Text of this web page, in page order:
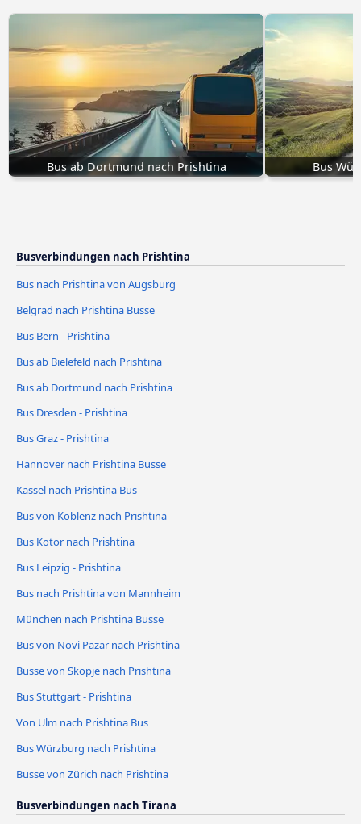
Bus ab Dortmund nach Prishtina Bus
Busverbindungen nach Prishtina
Bus nach Prishtina von Augsburg
Belgrad nach Prishtina Busse
Bus Bern - Prishtina
Bus ab Bielefeld nach Prishtina
Bus ab Dortmund nach Prishtina
Bus Dresden - Prishtina
Bus Graz - Prishtina
Hannover nach Prishtina Busse
Kassel nach Prishtina Bus
Bus von Koblenz nach Prishtina
Bus Kotor nach Prishtina
Bus Leipzig - Prishtina
Bus nach Prishtina von Mannheim
München nach Prishtina Busse
Bus von Novi Pazar nach Prishtina
Busse von Skopje nach Prishtina
Bus Stuttgart - Prishtina
Von Ulm nach Prishtina Bus
Bus Würzburg nach Prishtina
Busse von Zürich nach Prishtina
Busverbindungen nach Tirana